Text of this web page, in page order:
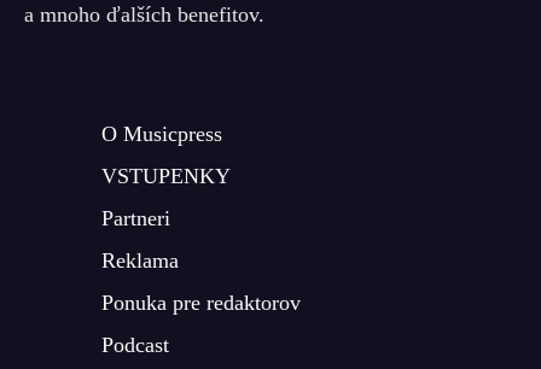
a mnoho ďalších benefitov.
O Musicpress
VSTUPENKY
Partneri
Reklama
Ponuka pre redaktorov
Podcast